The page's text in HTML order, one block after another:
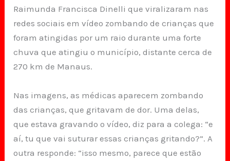
Raimunda Francisca Dinelli que viralizaram nas
redes sociais em vídeo zombando de crianças que
foram atingidas por um raio durante uma forte
chuva que atingiu o município, distante cerca de
270 km de Manaus.
Nas imagens, as médicas aparecem zombando
das crianças, que gritavam de dor. Uma delas,
que estava gravando o vídeo, diz para a colega: “e
aí, tu que vai suturar essas crianças gritando?”. A
outra responde: “isso mesmo, parece que estão